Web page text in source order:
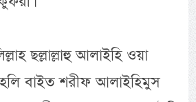
ছল্লাল্লাহু আলাইহি ওয়া
বাইত শরীফ আলাইহিমুস